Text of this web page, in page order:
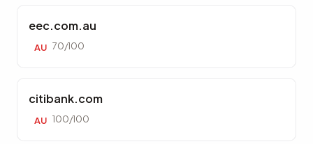
eec.com.au
AU 70/100
citibank.com
AU 100/100